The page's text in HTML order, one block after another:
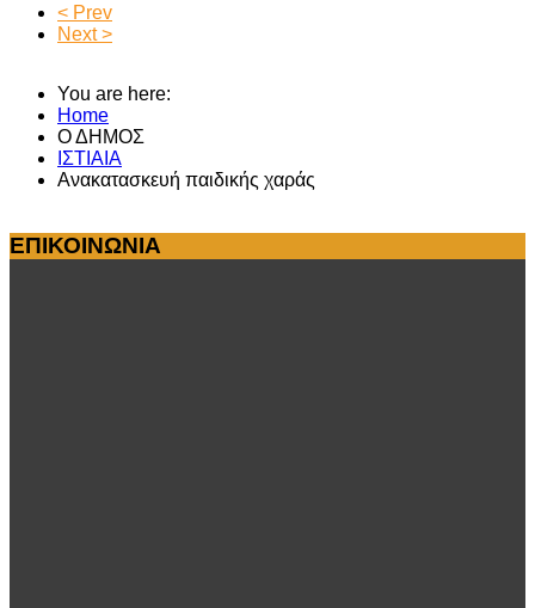
< Prev
Next >
You are here:
Home
Ο ΔΗΜΟΣ
ΙΣΤΙΑΙΑ
Ανακατασκευή παιδικής χαράς
ΕΠΙΚΟΙΝΩΝΙΑ